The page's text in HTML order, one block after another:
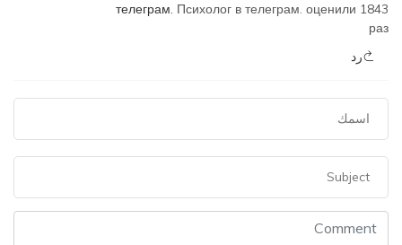
телеграм. Психолог в телеграм. оценили 1843
раз
رد